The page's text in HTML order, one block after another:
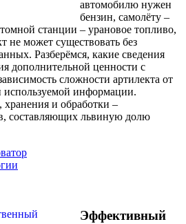
автомобилю нужен
бензин, самолёту –
станции – урановое топливо,
не может существовать без
Разберёмся, какие сведения
дополнительной ценности с
сложности артилекта от
используемой информации.
хранения и обработки –
составляющих львиную долю
Эффективный